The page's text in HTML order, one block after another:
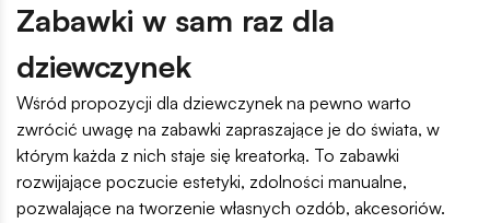
Zabawki w sam raz dla
dziewczynek
Wśród propozycji dla dziewczynek na pewno warto
zwrócić uwagę na zabawki zapraszające je do świata, w
którym każda z nich staje się kreatorką. To zabawki
rozwijające poczucie estetyki, zdolności manualne,
pozwalające na tworzenie własnych ozdób, akcesoriów.